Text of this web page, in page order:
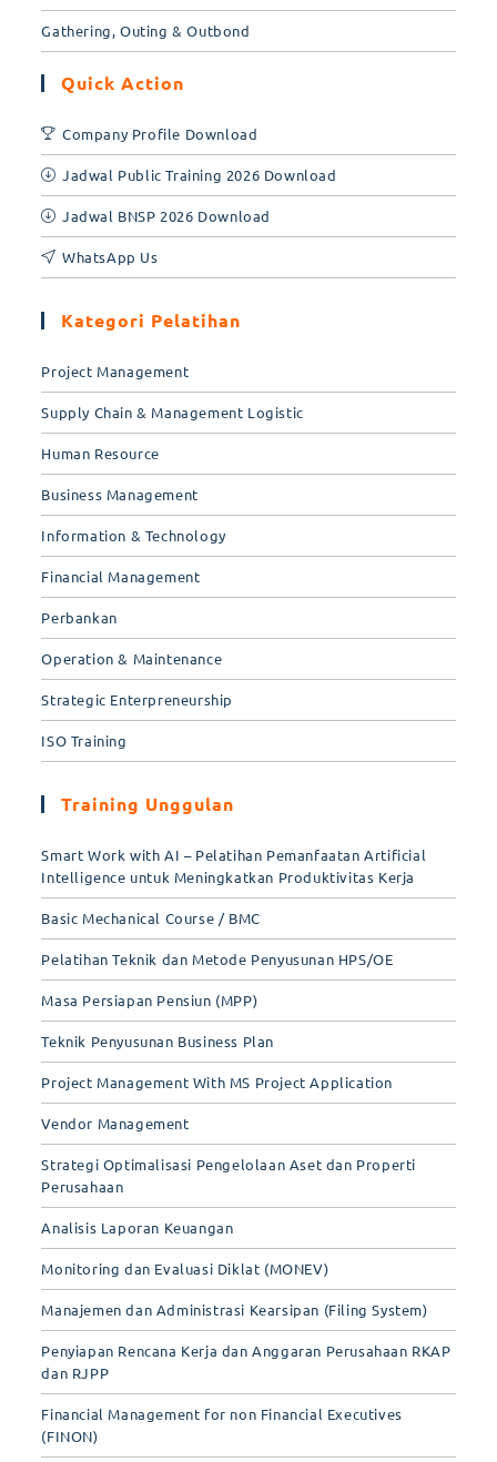
Gathering, Outing & Outbond
Quick Action
Company Profile Download
Jadwal Public Training 2026 Download
Jadwal BNSP 2026 Download
WhatsApp Us
Kategori Pelatihan
Project Management
Supply Chain & Management Logistic
Human Resource
Business Management
Information & Technology
Financial Management
Perbankan
Operation & Maintenance
Strategic Enterpreneurship
ISO Training
Training Unggulan
Smart Work with AI – Pelatihan Pemanfaatan Artificial
Intelligence untuk Meningkatkan Produktivitas Kerja
Basic Mechanical Course / BMC
Pelatihan Teknik dan Metode Penyusunan HPS/OE
Masa Persiapan Pensiun (MPP)
Teknik Penyusunan Business Plan
Project Management With MS Project Application
Vendor Management
Strategi Optimalisasi Pengelolaan Aset dan Properti
Perusahaan
Analisis Laporan Keuangan
Monitoring dan Evaluasi Diklat (MONEV)
Manajemen dan Administrasi Kearsipan (Filing System)
Penyiapan Rencana Kerja dan Anggaran Perusahaan RKAP
dan RJPP
Financial Management for non Financial Executives
(FINON)